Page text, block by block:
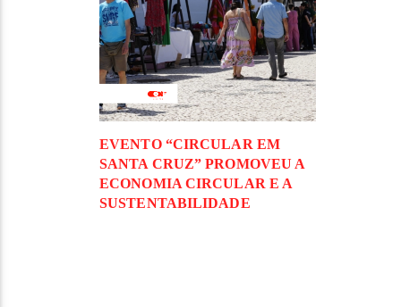
EVENTO “CIRCULAR EM
SANTA CRUZ” PROMOVEU A
ECONOMIA CIRCULAR E A
SUSTENTABILIDADE